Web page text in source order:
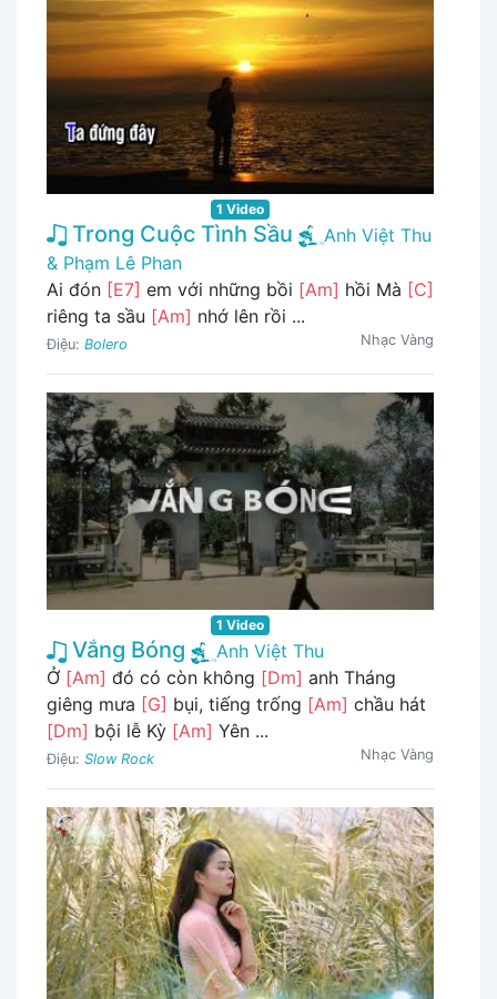
1 Video
Trong Cuộc Tình Sầu
Anh Việt Thu
& Phạm Lê Phan
Ai đón [E7] em với những bồi [Am] hồi Mà [C]
riêng ta sầu [Am] nhớ lên rồi ...
Điệu: Bolero Nhạc Vàng
1 Video
Vắng Bóng
Anh Việt Thu
Ở [Am] đó có còn không [Dm] anh Tháng
giêng mưa [G] bụi, tiếng trống [Am] chầu hát
[Dm] bội lễ Kỳ [Am] Yên ...
Điệu: Slow Rock Nhạc Vàng